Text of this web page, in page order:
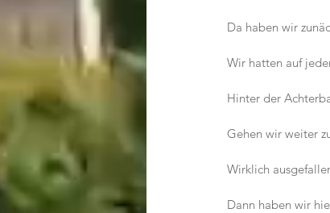
Da haben wir
Wir hatten auf
Hinter der
Gehen wir weiter
Wirklich
Dann haben wir